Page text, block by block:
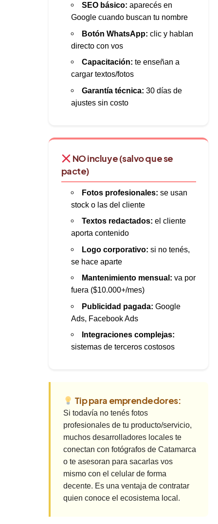
SEO básico: aparecés en
Google cuando buscan tu nombre
Botón WhatsApp: clic y hablan
directo con vos
Capacitación: te enseñan a
cargar textos/fotos
Garantía técnica: 30 días de
ajustes sin costo
NO incluye (salvo que se
pacte)
Fotos profesionales: se usan
stock o las del cliente
Textos redactados: el cliente
aporta contenido
Logo corporativo: si no tenés,
se hace aparte
Mantenimiento mensual: va por
fuera ($10.000+/mes)
Publicidad pagada: Google
Ads, Facebook Ads
Integraciones complejas:
sistemas de terceros costosos
Tip para emprendedores:
Si todavía no tenés fotos
profesionales de tu producto/servicio,
muchos desarrolladores locales te
conectan con fotógrafos de Catamarca
o te asesoran para sacarlas vos
mismo con el celular de forma
decente. Es una ventaja de contratar
quien conoce el ecosistema local.